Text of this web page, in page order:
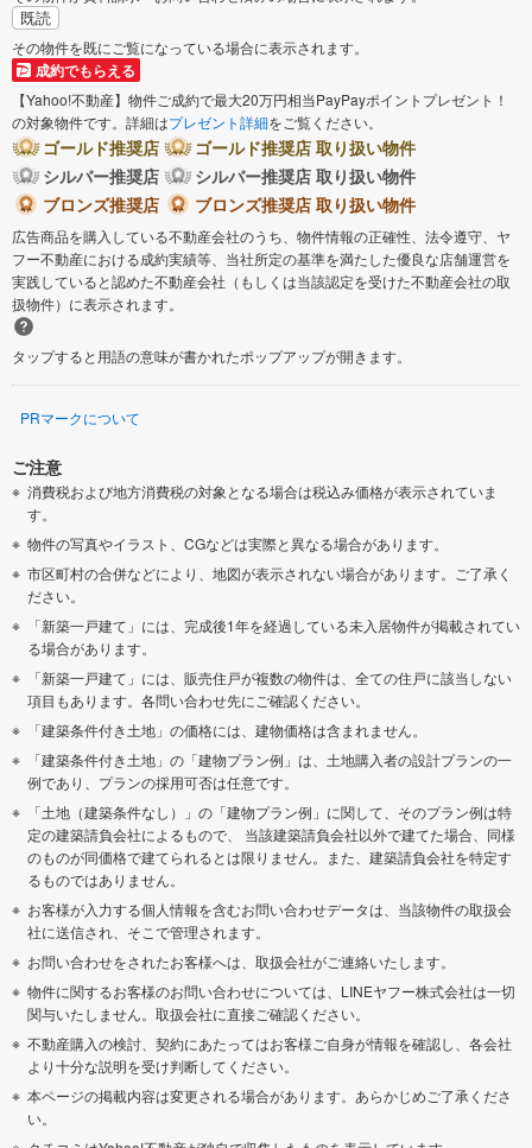
既読
その物件を既にご覧になっている場合に表示されます。
成約でもらえる
【Yahoo!不動産】物件ご成約で最大20万円相当PayPayポイントプレゼント！
の対象物件です。詳細はプレゼント詳細をご覧ください。
ゴールド推奨店
ゴールド推奨店 取り扱い物件
シルバー推奨店
シルバー推奨店 取り扱い物件
ブロンズ推奨店
ブロンズ推奨店 取り扱い物件
広告商品を購入している不動産会社のうち、物件情報の正確性、法令遵守、ヤ
フー不動産における成約実績等、当社所定の基準を満たした優良な店舗運営を
実践していると認めた不動産会社（もしくは当該認定を受けた不動産会社の取
扱物件）に表示されます。
タップすると用語の意味が書かれたポップアップが開きます。
PRマークについて
ご注意
消費税および地方消費税の対象となる場合は税込み価格が表示されていま
す。
物件の写真やイラスト、CGなどは実際と異なる場合があります。
市区町村の合併などにより、地図が表示されない場合があります。ご了承く
ださい。
「新築一戸建て」には、完成後1年を経過している未入居物件が掲載されてい
る場合があります。
「新築一戸建て」には、販売住戸が複数の物件は、全ての住戸に該当しない
項目もあります。各問い合わせ先にご確認ください。
「建築条件付き土地」の価格には、建物価格は含まれません。
「建築条件付き土地」の「建物プラン例」は、土地購入者の設計プランの一
例であり、プランの採用可否は任意です。
「土地（建築条件なし）」の「建物プラン例」に関して、そのプラン例は特
定の建築請負会社によるもので、 当該建築請負会社以外で建てた場合、同様
のものが同価格で建てられるとは限りません。また、建築請負会社を特定す
るものではありません。
お客様が入力する個人情報を含むお問い合わせデータは、当該物件の取扱会
社に送信され、そこで管理されます。
お問い合わせをされたお客様へは、取扱会社がご連絡いたします。
物件に関するお客様のお問い合わせについては、LINEヤフー株式会社は一切
関与いたしません。取扱会社に直接ご確認ください。
不動産購入の検討、契約にあたってはお客様ご自身が情報を確認し、各会社
より十分な説明を受け判断してください。
本ページの掲載内容は変更される場合があります。あらかじめご了承くださ
い。